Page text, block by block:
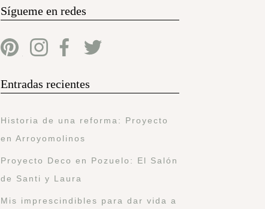
Sígueme en redes
Entradas recientes
Historia de una reforma: Proyecto
en Arroyomolinos
Proyecto Deco en Pozuelo: El Salón
de Santi y Laura
Mis imprescindibles para dar vida a